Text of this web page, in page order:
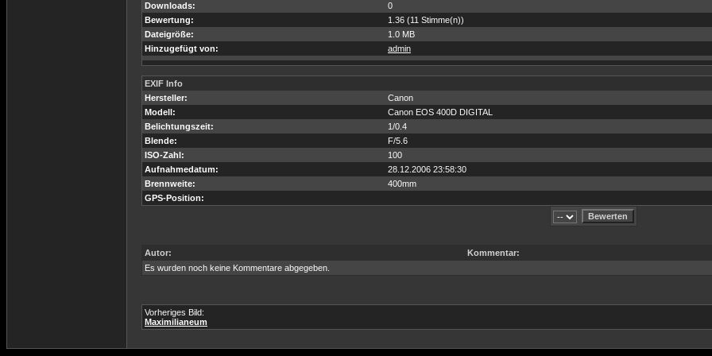
Downloads:
0
Bewertung:
1.36 (11 Stimme(n))
Dateigröße:
1.0 MB
Hinzugefügt von:
admin
EXIF Info
Hersteller:
Canon
Modell:
Canon EOS 400D DIGITAL
Belichtungszeit:
1/0.4
Blende:
F/5.6
ISO-Zahl:
100
Aufnahmedatum:
28.12.2006 23:58:30
Brennweite:
400mm
GPS-Position:
Autor:
Kommentar:
Es wurden noch keine Kommentare abgegeben.
Vorheriges Bild:
Maximilianeum